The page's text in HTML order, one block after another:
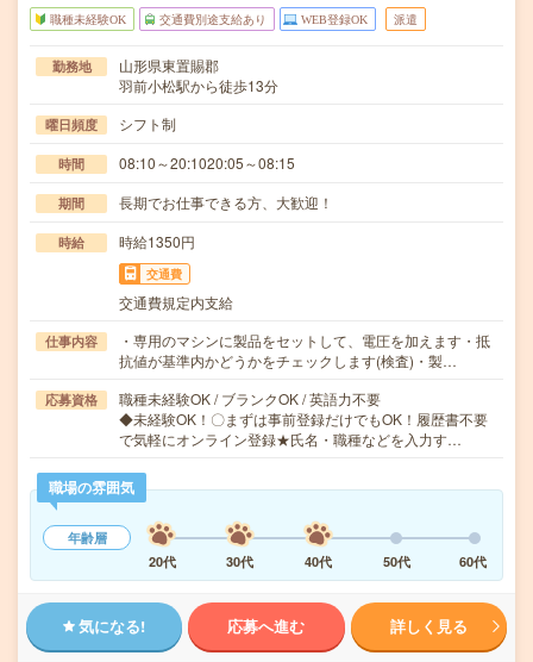
職種未経験OK 交通費別途支給あり WEB登録OK 派遣
勤務地
山形県東置賜郡
羽前小松駅から徒歩13分
曜日頻度 シフト制
時間 08:10～20:1020:05～08:15
期間 長期でお仕事できる方、大歓迎！
時給 時給1350円
交通費
交通費規定内支給
仕事内容
・専用のマシンに製品をセットして、電圧を加えます・抵
抗値が基準内かどうかをチェックします(検査)・製…
応募資格
職種未経験OK / ブランクOK / 英語力不要
◆未経験OK！〇まずは事前登録だけでもOK！履歴書不要
で気軽にオンライン登録★氏名・職種などを入力す…
職場の雰囲気
年齢層
20代
30代 40代 50代 60代
気になる! 応募へ進む 詳しく見る